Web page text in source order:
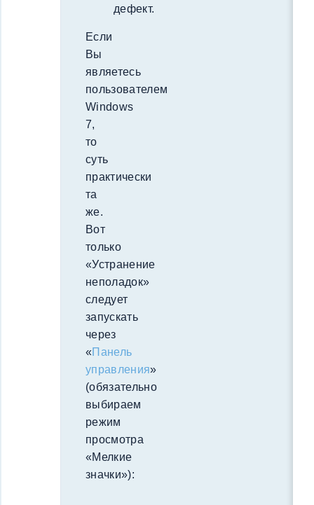
дефект.
Если
Вы
являетесь
пользователем
Windows
7,
то
суть
практически
та
же.
Вот
только
«Устранение
неполадок»
следует
запускать
через
«Панель
управления»
(обязательно
выбираем
режим
просмотра
«Мелкие
значки»):